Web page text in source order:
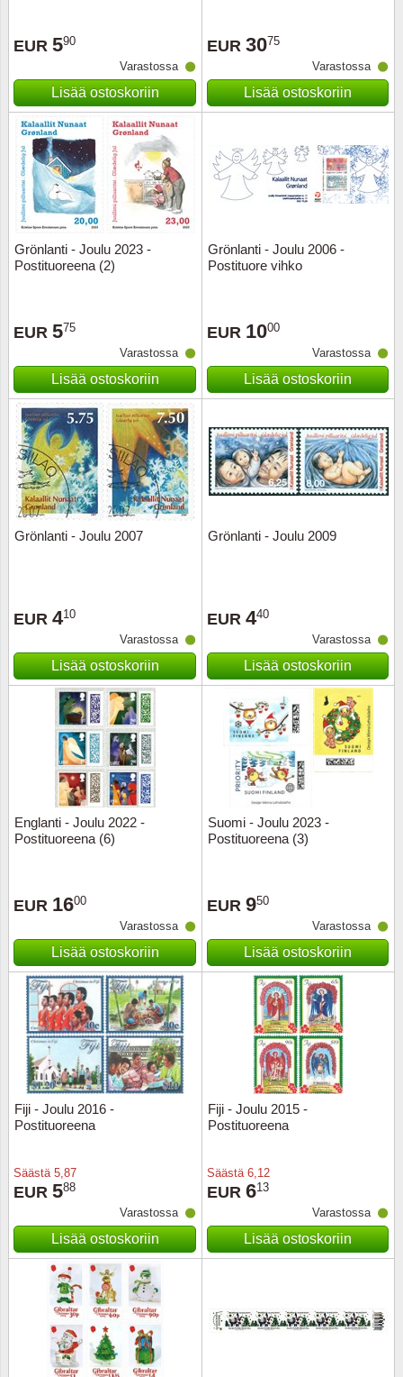
EUR 590
Varastossa
Lisää ostoskoriin
EUR 3075
Varastossa
Lisää ostoskoriin
Grönlanti - Joulu 2023 -
Postituoreena (2)
EUR 575
Varastossa
Lisää ostoskoriin
Grönlanti - Joulu 2006 -
Postituore vihko
EUR 1000
Varastossa
Lisää ostoskoriin
Grönlanti - Joulu 2007
EUR 410
Varastossa
Lisää ostoskoriin
Grönlanti - Joulu 2009
EUR 440
Varastossa
Lisää ostoskoriin
Englanti - Joulu 2022 -
Postituoreena (6)
EUR 1600
Varastossa
Lisää ostoskoriin
Suomi - Joulu 2023 -
Postituoreena (3)
EUR 950
Varastossa
Lisää ostoskoriin
Fiji - Joulu 2016 -
Postituoreena
Säästä 5,87
EUR 588
Varastossa
Lisää ostoskoriin
Fiji - Joulu 2015 -
Postituoreena
Säästä 6,12
EUR 613
Varastossa
Lisää ostoskoriin